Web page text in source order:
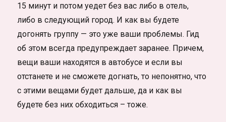
15 минут и потом уедет без вас либо в отель,
либо в следующий город. И как вы будете
догонять группу — это уже ваши проблемы. Гид
об этом всегда предупреждает заранее. Причем,
вещи ваши находятся в автобусе и если вы
отстанете и не сможете догнать, то непонятно, что
с этими вещами будет дальше, да и как вы
будете без них обходиться – тоже.